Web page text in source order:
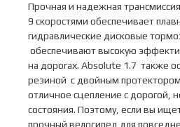
Прочная и надежная
9 скоростями обеспечивает
гидравлические дисковые
обеспечивают высокую
на дорогах. Absolute 1.7 также
резиной с двойным
отличное сцепление с дорогой,
состояния. Поэтому, если вы
прочный велосипед для